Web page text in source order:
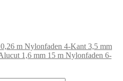
Nylonfaden 4-Kant 3,5 mm
Nylonfaden 6-